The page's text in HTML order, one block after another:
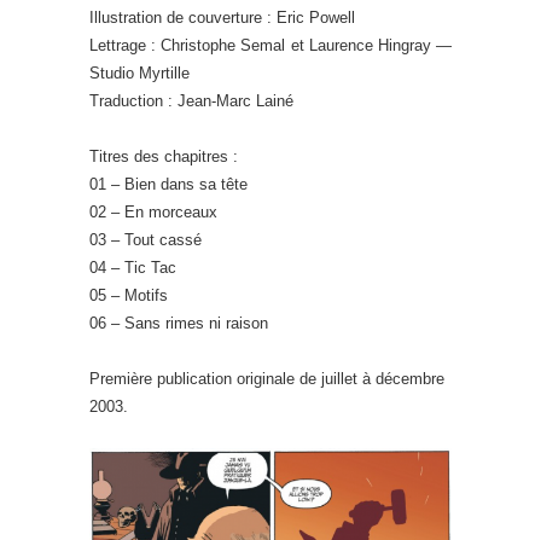
Illustration de couverture : Eric Powell
Lettrage : Christophe Semal et Laurence Hingray —
Studio Myrtille
Traduction : Jean-Marc Lainé
Titres des chapitres :
01 – Bien dans sa tête
02 – En morceaux
03 – Tout cassé
04 – Tic Tac
05 – Motifs
06 – Sans rimes ni raison
Première publication originale de juillet à décembre
2003.